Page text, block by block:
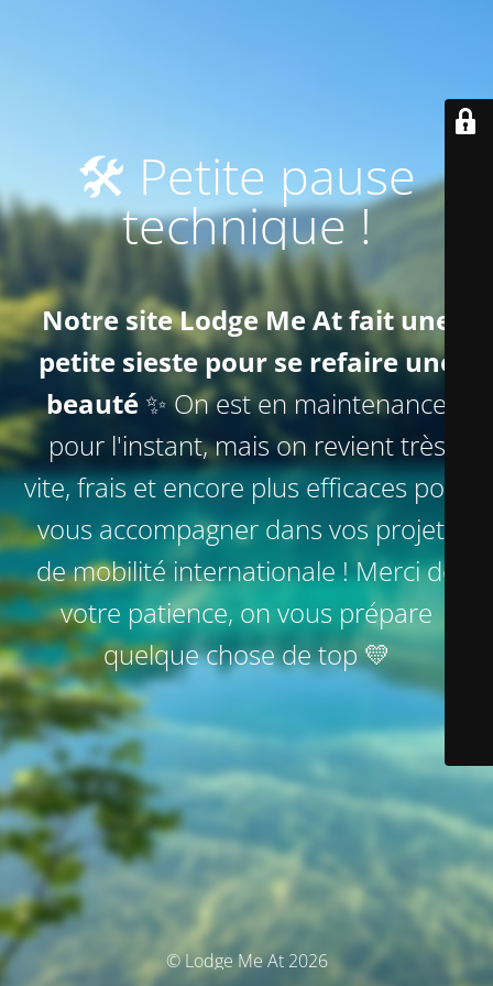
🛠️ Petite pause
technique !
Notre site Lodge Me At fait une
petite sieste pour se refaire une
beauté ✨ On est en maintenance
pour l'instant, mais on revient très
vite, frais et encore plus efficaces pour
vous accompagner dans vos projets
de mobilité internationale ! Merci de
votre patience, on vous prépare
quelque chose de top 💛
© Lodge Me At 2026